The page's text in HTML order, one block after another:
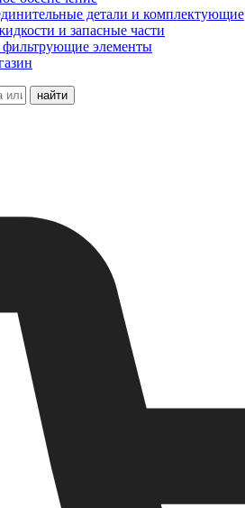
детали и комплектующие
и запасные части
элементы